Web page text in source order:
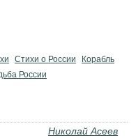
Стихи о России
Корабль
России
Николай Асеев